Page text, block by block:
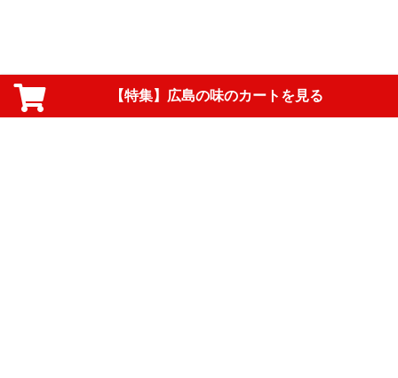
【特集】広島の味のカートを見る